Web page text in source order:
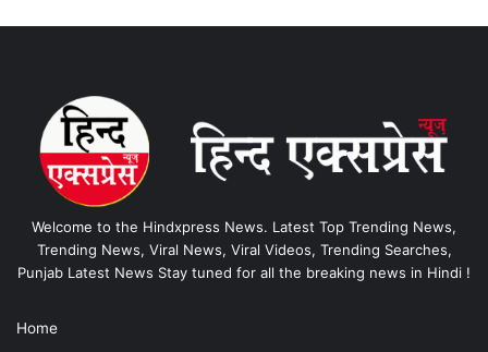
Welcome to the Hindxpress News. Latest Top Trending News,
Trending News, Viral News, Viral Videos, Trending Searches,
Punjab Latest News Stay tuned for all the breaking news in Hindi !
Home